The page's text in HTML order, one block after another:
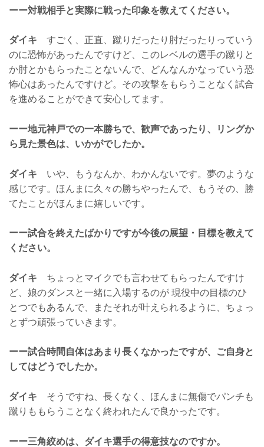
ーー対戦相手と実際に戦った印象を教えてください。
ダイキ すごく、正直、蹴りだったり肘だったりっていう
のに恐怖があったんですけど、このレベルの選手の蹴りと
か肘とかもらったことないんで、どんなんかなっていう恐
怖心はあったんですけど。その攻撃をもらうことなく試合
を進めることができて安心してます。
ーー地元神戸での一本勝ちで、歓声であったり、リングか
ら見た景色は、いかがでしたか。
ダイキ いや、もうなんか、わかんないです。夢のような
感じです。ほんまに久々の勝ちやったんで、もうその、勝
てたことがほんまに嬉しいです。
ーー試合を終えたばかりですが今後の展望・目標を教えて
ください。
ダイキ ちょっとマイクでも言わせてもらったんですけ
ど、娘のダンスと一緒に入場するのが 現役中の目標のひ
とつでもあるんで、またそれが叶えられるように、ちょっ
とずつ頑張っていきます。
ーー試合時間自体はあまり長くなかったですが、ご自身と
してはどうでしたか。
ダイキ そうですね、長くなく、ほんまに無傷でパンチも
蹴りももらうことなく終われたんで良かったです。
ーー三角絞めは、ダイキ選手の得意技なのですか。